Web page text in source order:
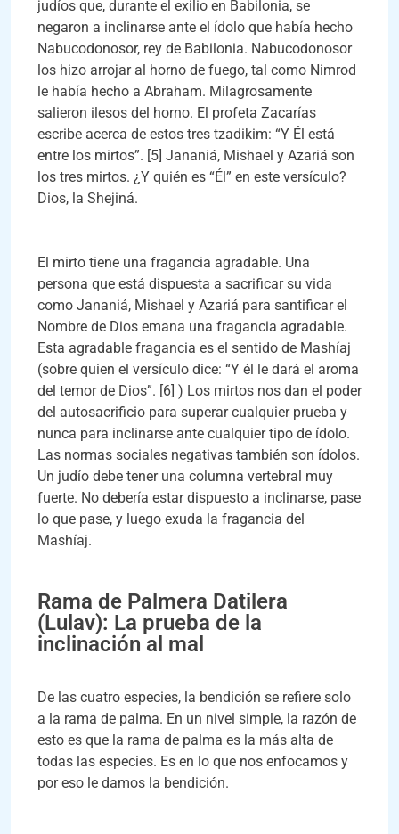
judíos que, durante el exilio en Babilonia, se
negaron a inclinarse ante el ídolo que había hecho
Nabucodonosor, rey de Babilonia. Nabucodonosor
los hizo arrojar al horno de fuego, tal como Nimrod
le había hecho a Abraham. Milagrosamente
salieron ilesos del horno. El profeta Zacarías
escribe acerca de estos tres tzadikim: “Y Él está
entre los mirtos”. [5] Jananiá, Mishael y Azariá son
los tres mirtos. ¿Y quién es “Él” en este versículo?
Dios, la Shejiná.
El mirto tiene una fragancia agradable. Una
persona que está dispuesta a sacrificar su vida
como Jananiá, Mishael y Azariá para santificar el
Nombre de Dios emana una fragancia agradable.
Esta agradable fragancia es el sentido de Mashíaj
(sobre quien el versículo dice: “Y él le dará el aroma
del temor de Dios”. [6] ) Los mirtos nos dan el poder
del autosacrificio para superar cualquier prueba y
nunca para inclinarse ante cualquier tipo de ídolo.
Las normas sociales negativas también son ídolos.
Un judío debe tener una columna vertebral muy
fuerte. No debería estar dispuesto a inclinarse, pase
lo que pase, y luego exuda la fragancia del
Mashíaj.
Rama de Palmera Datilera
(Lulav): La prueba de la
inclinación al mal
De las cuatro especies, la bendición se refiere solo
a la rama de palma. En un nivel simple, la razón de
esto es que la rama de palma es la más alta de
todas las especies. Es en lo que nos enfocamos y
por eso le damos la bendición.